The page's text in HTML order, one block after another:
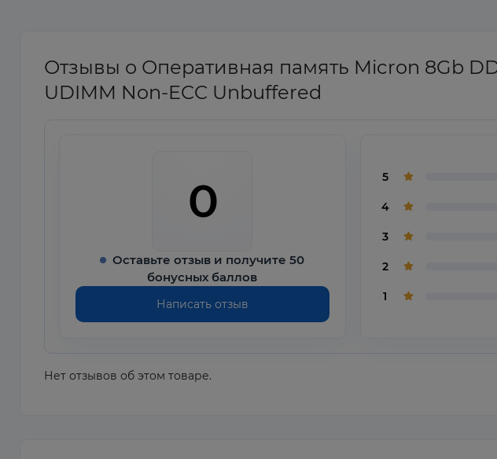
Отзывы о Оперативная память Micron 8Gb
UDIMM Non-ECC Unbuffered
0
Оставьте отзыв и получите 50
бонусных баллов
Написать отзыв
5
4
3
2
1
Нет отзывов об этом товаре.